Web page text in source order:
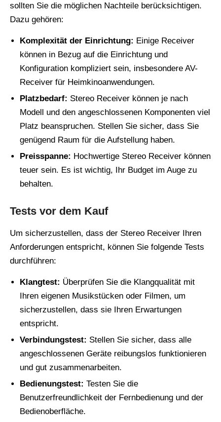
sollten Sie die möglichen Nachteile berücksichtigen.
Dazu gehören:
Komplexität der Einrichtung: Einige Receiver
können in Bezug auf die Einrichtung und
Konfiguration kompliziert sein, insbesondere AV-
Receiver für Heimkinoanwendungen.
Platzbedarf: Stereo Receiver können je nach
Modell und den angeschlossenen Komponenten viel
Platz beanspruchen. Stellen Sie sicher, dass Sie
genügend Raum für die Aufstellung haben.
Preisspanne: Hochwertige Stereo Receiver können
teuer sein. Es ist wichtig, Ihr Budget im Auge zu
behalten.
Tests vor dem Kauf
Um sicherzustellen, dass der Stereo Receiver Ihren
Anforderungen entspricht, können Sie folgende Tests
durchführen:
Klangtest: Überprüfen Sie die Klangqualität mit
Ihren eigenen Musikstücken oder Filmen, um
sicherzustellen, dass sie Ihren Erwartungen
entspricht.
Verbindungstest: Stellen Sie sicher, dass alle
angeschlossenen Geräte reibungslos funktionieren
und gut zusammenarbeiten.
Bedienungstest: Testen Sie die
Benutzerfreundlichkeit der Fernbedienung und der
Bedienoberfläche.